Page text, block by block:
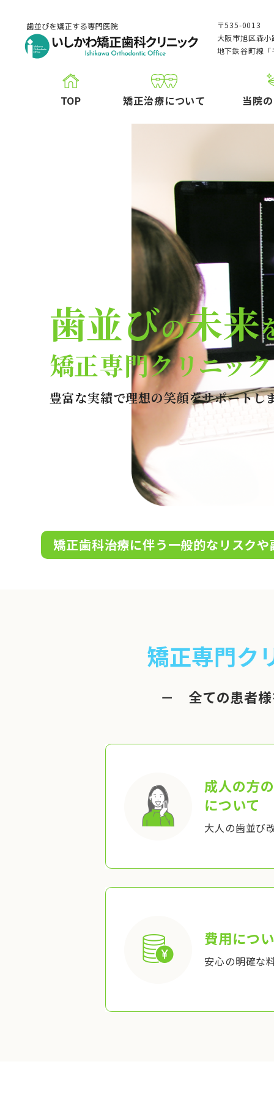
〒535-0013
大阪市旭区森
地下鉄谷町線
TOP 矯正治療について 当院
歯並びの未来
矯正専門クリニック
豊富な実績で理想の笑顔をサポートし
矯正歯科治療に伴う一般的なリスク
矯正専門ク
－ 全ての患者
成人の方
について
大人の歯並び
費用につ
安心の明確な